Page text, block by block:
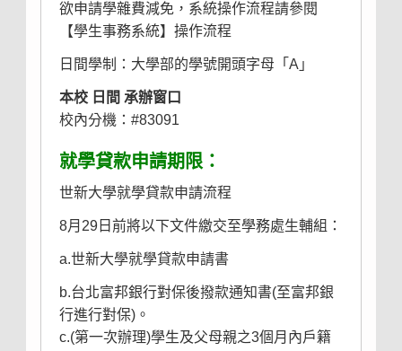
欲申請學雜費減免，系統操作流程請參閱
【學生事務系統】操作流程
日間學制：大學部的學號開頭字母「A」
本校 日間 承辦窗口
校內分機：#83091
就學貸款申請期限：
世新大學就學貸款申請流程
8月29日前將以下文件繳交至學務處生輔組：
a.世新大學就學貸款申請書
b.台北富邦銀行對保後撥款通知書(至富邦銀
行進行對保)。
c.(第一次辦理)學生及父母親之3個月內戶籍